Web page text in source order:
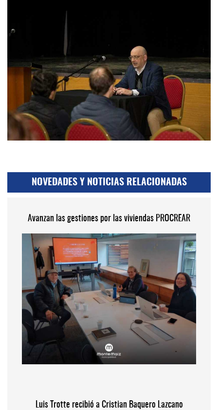
NOVEDADES Y NOTICIAS RELACIONADAS
Avanzan las gestiones por las viviendas PROCREAR
Luis Trotte recibió a Cristian Baquero Lazcano